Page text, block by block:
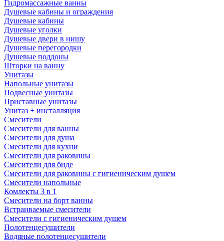
Гидромассажные ванны
Душевые кабины и ограждения
Душевые кабины
Душевые уголки
Душевые двери в нишу
Душевые перегородки
Душевые поддоны
Шторки на ванну
Унитазы
Напольные унитазы
Подвесные унитазы
Приставные унитазы
Унитаз + инсталляция
Смесители
Смесители для ванны
Смесители для душа
Смесители для кухни
Смесители для раковины
Смесители для биде
Смесители для раковины с гигиеническим душем
Смесители напольные
Комлекты 3 в 1
Смесители на борт ванны
Встраиваемые смесители
Смесители с гигиеническим душем
Полотенцесушители
Водяные полотенцесушители